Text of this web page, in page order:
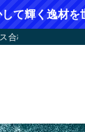
て輝く逸材を
格応援！人つ